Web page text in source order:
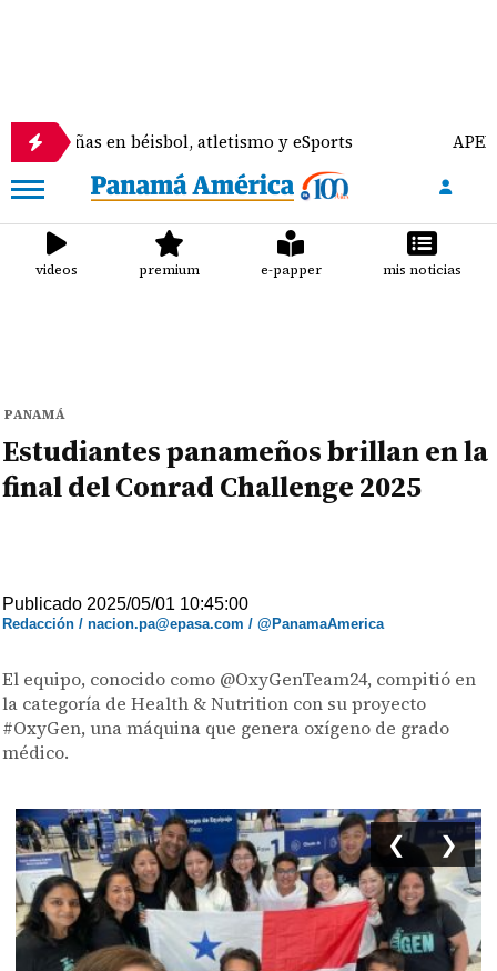
en béisbol, atletismo y eSports APEDE
videos premium e-papper mis noticias
PANAMÁ
Estudiantes panameños brillan en la
final del Conrad Challenge 2025
Publicado 2025/05/01 10:45:00
Redacción / nacion.pa@epasa.com / @PanamaAmerica
El equipo, conocido como @OxyGenTeam24, compitió en
la categoría de Health & Nutrition con su proyecto
#OxyGen, una máquina que genera oxígeno de grado
médico.
❮ ❯